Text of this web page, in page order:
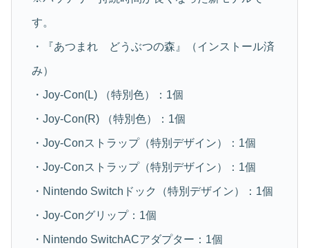
す。
・『あつまれ どうぶつの森』（インストール済
み）
・Joy-Con(L) （特別色）：1個
・Joy-Con(R) （特別色）：1個
・Joy-Conストラップ（特別デザイン）：1個
・Joy-Conストラップ（特別デザイン）：1個
・Nintendo Switchドック（特別デザイン）：1個
・Joy-Conグリップ：1個
・Nintendo SwitchACアダプター：1個